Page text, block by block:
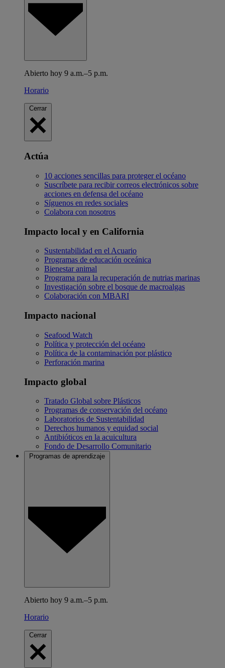
Abierto hoy 9 a.m.–5 p.m.
Horario
Cerrar
Actúa
10 acciones sencillas para proteger el océano
Suscríbete para recibir correos electrónicos sobre
acciones en defensa del océano
Síguenos en redes sociales
Colabora con nosotros
Impacto local y en California
Sustentabilidad en el Acuario
Programas de educación oceánica
Bienestar animal
Programa para la recuperación de nutrias marinas
Investigación sobre el bosque de macroalgas
Colaboración con MBARI
Impacto nacional
Seafood Watch
Política y protección del océano
Política de la contaminación por plástico
Perforación marina
Impacto global
Tratado Global sobre Plásticos
Programas de conservación del océano
Laboratorios de Sustentabilidad
Derechos humanos y equidad social
Antibióticos en la acuicultura
Fondo de Desarrollo Comunitario
Programas de aprendizaje
Abierto hoy 9 a.m.–5 p.m.
Horario
Cerrar